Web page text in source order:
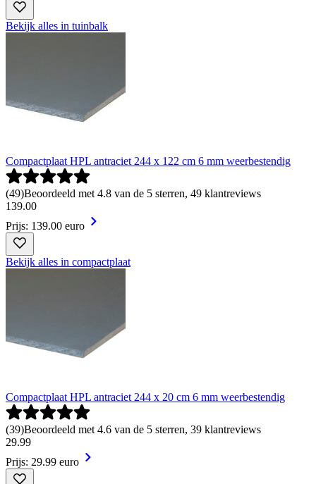
Bekijk alles in tuinbalk
Compactplaat HPL antraciet 244 x 122 cm 6 mm weerbestendig
(49)Beoordeeld met 4.8 van de 5 sterren, 49 klantreviews
139.00
Prijs: 139.00 euro
Bekijk alles in compactplaat
Compactplaat HPL antraciet 244 x 20 cm 6 mm weerbestendig
(39)Beoordeeld met 4.6 van de 5 sterren, 39 klantreviews
29.99
Prijs: 29.99 euro